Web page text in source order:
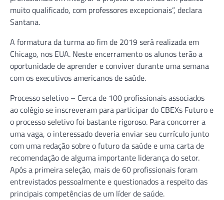
muito qualificado, com professores excepcionais”, declara
Santana.
A formatura da turma ao fim de 2019 será realizada em
Chicago, nos EUA. Neste encerramento os alunos terão a
oportunidade de aprender e conviver durante uma semana
com os executivos americanos de saúde.
Processo seletivo – Cerca de 100 profissionais associados
ao colégio se inscreveram para participar do CBEXs Futuro e
o processo seletivo foi bastante rigoroso. Para concorrer a
uma vaga, o interessado deveria enviar seu currículo junto
com uma redação sobre o futuro da saúde e uma carta de
recomendação de alguma importante liderança do setor.
Após a primeira seleção, mais de 60 profissionais foram
entrevistados pessoalmente e questionados a respeito das
principais competências de um líder de saúde.